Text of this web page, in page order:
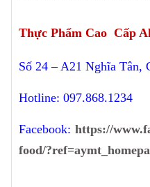
Thực Phẩm Cao Cấp
Số 24 – A21 Nghĩa Tân,
Hotline: 097.868.1234
Facebook: https://
food/